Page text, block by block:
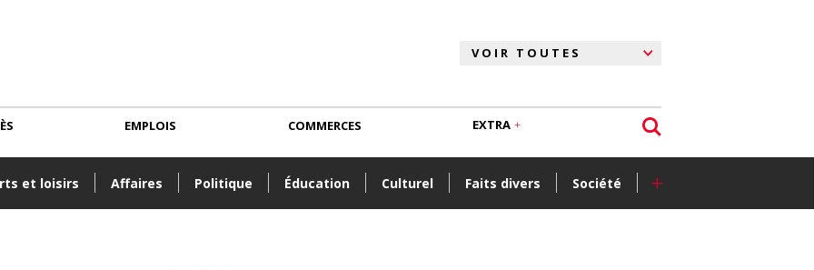
et loisirs Affaires Politique Éducation Culturel Faits divers Société +
EMPLOIS COMMERCES EXTRA